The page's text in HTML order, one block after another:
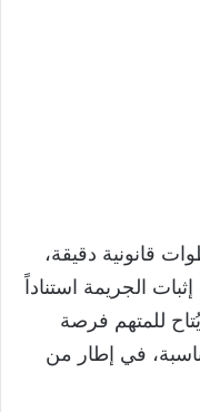
قانونية دقيقة،
الجريمة استناداً
للمتهم فرصة
في إطار من